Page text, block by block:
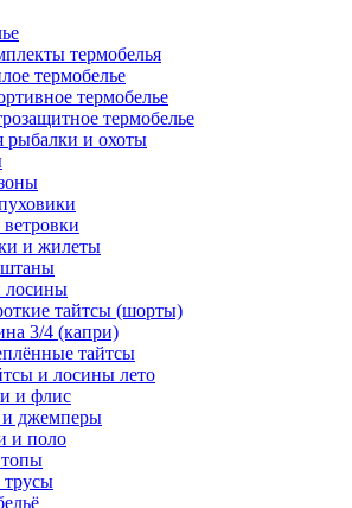
термобелья
термобелье
термобелье
термобелье
рыбалки и охоты
и жилеты
лосины
тайтсы (шорты)
3/4 (капри)
тайтсы
и лосины лето
и флис
джемперы
и поло